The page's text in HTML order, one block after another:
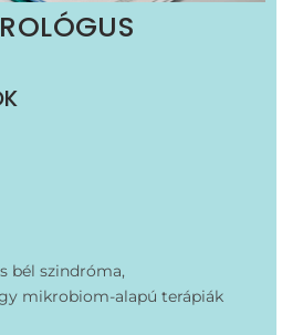
bél szindróma,
mikrobiom-alapú terápiák